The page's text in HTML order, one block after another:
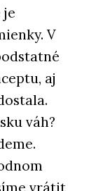
je
V
aj
váh?
vrátit